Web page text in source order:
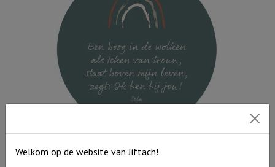
het
water
doop
aantal
Muurcirkel Groen 35 cm – Een boog in de wolken
Welkom op de website van Jiftach!